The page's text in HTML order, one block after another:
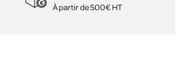
À partir de 500€ HT